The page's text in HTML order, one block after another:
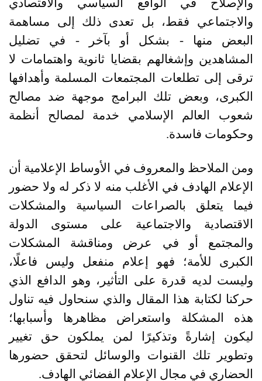
والإصلاح في الواقع السياسي والاقتصادي
والاجتماعي فقط، بل تعدى ذلك إلى مساهمة
البعض منها - بشكل أو بآخر- في تضليل
المشاهدين وإشغالهم بقضايا ثانوية واهتمامات لا
ترقى إلى تطلعات المجتمعات المسلمة وأهدافها
الكبرى، وبعض تلك البرامج موجهة ضد مصالح
شعوب العالم الإسلامي خدمة لمصالح أنظمة
وحكومات فاسدة.
ومن الملاحظ والمعروف في الأوساط الإعلامية أن
الإعلام الهادف في الأغلب منه لا ذكر له ولا حضور
فيما يتعلق بالصراعات السياسية والمشكلات
الاقتصادية والاجتماعية على مستوى الدولة
والمجتمع أو في عرض ومناقشة المشكلات
الكبرى للأمة؛ فهو إعلام منفعل وليس فاعلًا،
وليست لديه قدرة على التأثير، وهو الدافع الذي
حركنا لكتابة هذا المقال والذي سنحاول فيه تناول
هذه المشكلة واستعراض مظاهرها وأسبابها؛
ليكون إشارةً وتذكيرًا لمن يملكون حق تغيير
وتطوير تلك القنوات والوسائل لتحقق حضورها
الحضاري في مجال الإعلام الفضائي الهادف.